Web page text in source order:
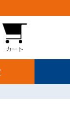
カート